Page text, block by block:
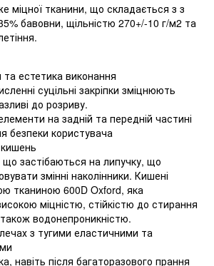
міцної тканини, що складається з з
бавовни, щільністю 270+/-10 г/м2 та
естетика виконання
суцільні закріпки зміцнюють
до розриву.
на задній та передній частині
безпеки користувача
що застібаються на липучку, що
змінні наколінники. Кишені
тканиною 600D Oxford, яка
міцністю, стійкістю до стирання
водонепроникністю.
з тугими еластичними та
навіть після багаторазового прання